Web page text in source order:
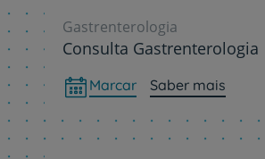
Gastrenterologia
Consulta Gastrenterologia
Marcar Saber mais